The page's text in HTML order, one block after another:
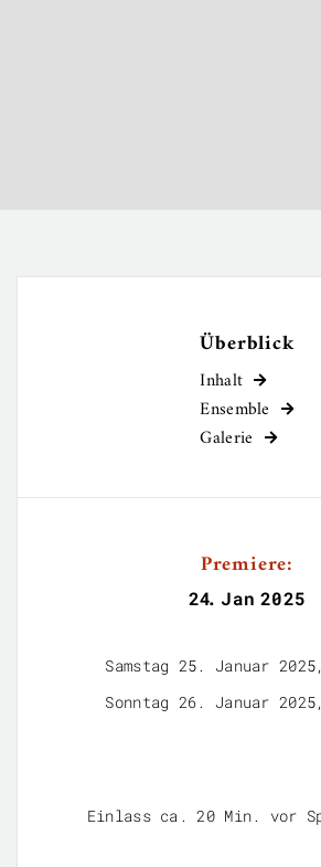
Überblick
Inhalt 
Ensemble 
Galerie 
Premiere:
24. Jan 2025
Samstag 25. Januar
Sonntag 26. Januar
Einlass ca. 20 Min. vor